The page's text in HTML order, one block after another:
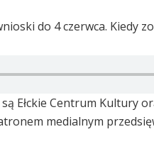
do 4 czerwca. Kiedy
Ełckie Centrum Kultury
medialnym